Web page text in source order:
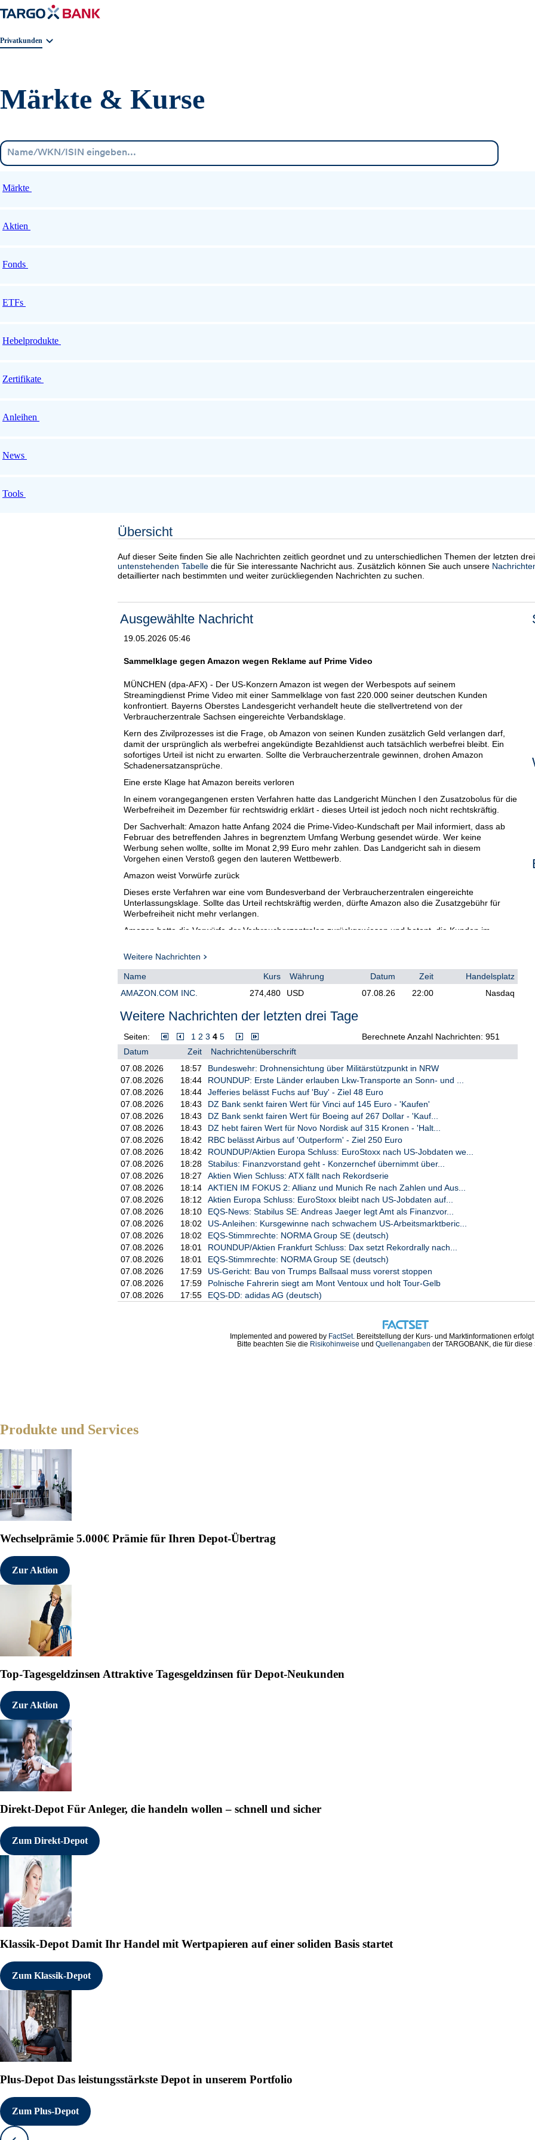
Geschäftsbereichnavigation. Aktuelle Auswahl:
Privatkunden
Märkte & Kurse
Märkte
Aktien
Fonds
ETFs
Hebelprodukte
Zertifikate
Anleihen
News
Tools
Übersicht
Auf dieser Seite finden Sie alle Nachrichten zeitlich geordnet und zu unterschiedlichen Themen der letzten
untenstehenden Tabelle die für Sie interessante Nachricht aus. Zusätzlich können Sie auch unsere
detaillierter nach bestimmten und weiter zurückliegenden Nachrichten zu suchen.
Ausgewählte Nachricht
19.05.2026 05:46
Sammelklage gegen Amazon wegen Reklame auf Prime Video
MÜNCHEN (dpa-AFX) - Der US-Konzern Amazon ist wegen der Werbespots auf seinem
Streamingdienst Prime Video mit einer Sammelklage von fast 220.000 seiner deutschen Kunden
konfrontiert. Bayerns Oberstes Landesgericht verhandelt heute die stellvertretend von der
Verbraucherzentrale Sachsen eingereichte Verbandsklage.
Kern des Zivilprozesses ist die Frage, ob Amazon von seinen Kunden zusätzlich Geld verlangen darf,
damit der ursprünglich als werbefrei angekündigte Bezahldienst auch tatsächlich werbefrei bleibt. Ein
sofortiges Urteil ist nicht zu erwarten. Sollte die Verbraucherzentrale gewinnen, drohen Amazon
Schadenersatzansprüche.
Eine erste Klage hat Amazon bereits verloren
In einem vorangegangenen ersten Verfahren hatte das Landgericht München I den Zusatzobolus für die
Werbefreiheit im Dezember für rechtswidrig erklärt - dieses Urteil ist jedoch noch nicht rechtskräftig.
Der Sachverhalt: Amazon hatte Anfang 2024 die Prime-Video-Kundschaft per Mail informiert, dass ab
Februar des betreffenden Jahres in begrenztem Umfang Werbung gesendet würde. Wer keine
Werbung sehen wollte, sollte im Monat 2,99 Euro mehr zahlen. Das Landgericht sah in diesem
Vorgehen einen Verstoß gegen den lauteren Wettbewerb.
Amazon weist Vorwürfe zurück
Dieses erste Verfahren war eine vom Bundesverband der Verbraucherzentralen eingereichte
Unterlassungsklage. Sollte das Urteil rechtskräftig werden, dürfte Amazon also die Zusatzgebühr für
Werbefreiheit nicht mehr verlangen.
Amazon hatte die Vorwürfe der Verbraucherzentralen zurückgewiesen und betont, die Kunden im
informiert zu haben.
Neue Klage zielt auf Schadenersatz
Die nun vor dem Bayerischen Obersten Landesgericht anhängige zweite Klage hat zwar das gleiche
Thema, aber ansonsten nichts mit dem ersten Verfahren zu tun. Kläger im zweiten Fall ist die
Grundlage ist das sogenannte Verbraucherrechtedurchsetzungsgesetz. Dieses beruht auf einer EU-
Richtlinie, die Sammelklagen nach US-Muster auch in Deutschland möglich macht. Laut
Verbraucherzentrale Sachsen haben sich der Klage gegen Amazon bisher knapp 220.000 Menschen
angeschlossen. Beide Klagen werden in München verhandelt, weil die deutschen Amazon-Geschäfte
von München aus geleitet werden./cho/DP/zb
Weitere Nachrichten
Name Kurs Währung Datum Zeit
Handelsplatz
AMAZON.COM INC.
274,480 USD 07.08.26 22:00 Nasdaq
Weitere Nachrichten der letzten drei Tage
Seiten: 1 2 3 4 5
Berechnete Anzahl Nachrichten: 951
Datum
Zeit
Nachrichtenüberschrift
07.08.2026
18:57
Bundeswehr: Drohnensichtung über Militärstützpunkt in NRW
07.08.2026
18:44
ROUNDUP: Erste Länder erlauben Lkw-Transporte an Sonn- und ...
07.08.2026
18:44
Jefferies belässt Fuchs auf 'Buy' - Ziel 48 Euro
07.08.2026
18:43
DZ Bank senkt fairen Wert für Vinci auf 145 Euro - 'Kaufen'
07.08.2026
18:43
DZ Bank senkt fairen Wert für Boeing auf 267 Dollar - 'Kauf...
07.08.2026
18:43
DZ hebt fairen Wert für Novo Nordisk auf 315 Kronen - 'Halt...
07.08.2026
18:42
RBC belässt Airbus auf 'Outperform' - Ziel 250 Euro
07.08.2026
18:42
ROUNDUP/Aktien Europa Schluss: EuroStoxx nach US-Jobdaten we...
07.08.2026
18:28
Stabilus: Finanzvorstand geht - Konzernchef übernimmt über...
07.08.2026
18:27
Aktien Wien Schluss: ATX fällt nach Rekordserie
07.08.2026
18:14
AKTIEN IM FOKUS 2: Allianz und Munich Re nach Zahlen und Aus...
07.08.2026
18:12
Aktien Europa Schluss: EuroStoxx bleibt nach US-Jobdaten auf...
07.08.2026
18:10
EQS-News: Stabilus SE: Andreas Jaeger legt Amt als Finanzvor...
07.08.2026
18:02
US-Anleihen: Kursgewinne nach schwachem US-Arbeitsmarktberic...
07.08.2026
18:02
EQS-Stimmrechte: NORMA Group SE (deutsch)
07.08.2026
18:01
ROUNDUP/Aktien Frankfurt Schluss: Dax setzt Rekordrally nach...
07.08.2026
18:01
EQS-Stimmrechte: NORMA Group SE (deutsch)
07.08.2026
17:59
US-Gericht: Bau von Trumps Ballsaal muss vorerst stoppen
07.08.2026
17:59
Polnische Fahrerin siegt am Mont Ventoux und holt Tour-Gelb
07.08.2026
17:55 EQS-DD: adidas AG (deutsch)
Implemented and powered by FactSet. Bereitstellung der Kurs- und Marktinformationen erfolgt
Bitte beachten Sie die Risikohinweise und Quellenangaben der TARGOBANK, die für diese
Produkte und Services
Wechselprämie 5.000€ Prämie für Ihren Depot-Übertrag
Zur Aktion
Top-Tagesgeldzinsen Attraktive Tagesgeldzinsen für Depot-Neukunden
Zur Aktion
Direkt-Depot Für Anleger, die handeln wollen – schnell und sicher
Zum Direkt-Depot
Klassik-DepotDamit Ihr Handel mit Wertpapieren auf einer soliden Basis startet
Zum Klassik-Depot
Plus-Depot Das leistungsstärkste Depot in unserem Portfolio
Zum Plus-Depot